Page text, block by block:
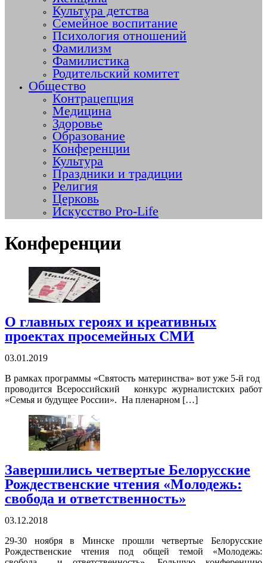
Культура детства
Семейное воспитание
Психология отношений
Фамилизм
Фамилистика
Родительский комитет
Общество
Контрацепция
Медицина
Здоровье
Образование
Конференции
Культура
Праздники и традиции
Религия
Церковь
Искусство Pro-Life
Конференции
О главных героях и креативных
проектах просемейных СМИ
03.01.2019
В рамках программы «Святость материнства» вот уже 5-й год
проводится Всероссийский конкурс журналистских работ
«Семья и будущее России». На пленарном […]
Завершились четвертые Белорусские
Рождественские чтения «Молодежь:
свобода и ответственность»
03.12.2018
29-30 ноября в Минске прошли четвертые Белорусские
Рождественские чтения под общей темой «Молодежь: